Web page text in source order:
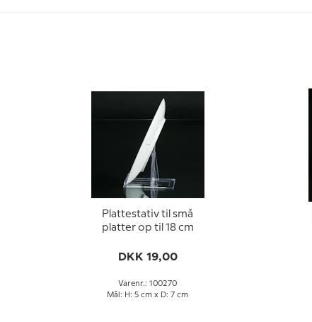
Plattestativ til små
platter op til 18 cm
DKK 19,00
Varenr.: 100270
Mål: H: 5 cm x D: 7 cm